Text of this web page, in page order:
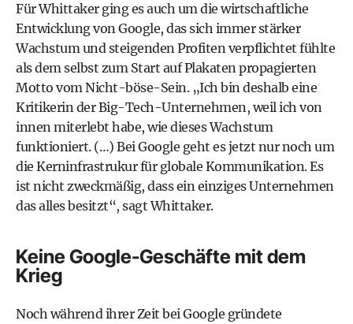
Für Whittaker ging es auch um die wirtschaftliche
Entwicklung von Google, das sich immer stärker
Wachstum und steigenden Profiten verpflichtet fühlte
als dem selbst zum Start auf Plakaten propagierten
Motto vom Nicht-böse-Sein. „Ich bin deshalb eine
Kritikerin der Big-Tech-Unternehmen, weil ich von
innen miterlebt habe, wie dieses Wachstum
funktioniert. (…) Bei Google geht es jetzt nur noch um
die Kerninfrastrukur für globale Kommunikation. Es
ist nicht zweckmäßig, dass ein einziges Unternehmen
das alles besitzt“, sagt Whittaker.
Keine Google-Geschäfte mit dem
Krieg
Noch während ihrer Zeit bei Google gründete